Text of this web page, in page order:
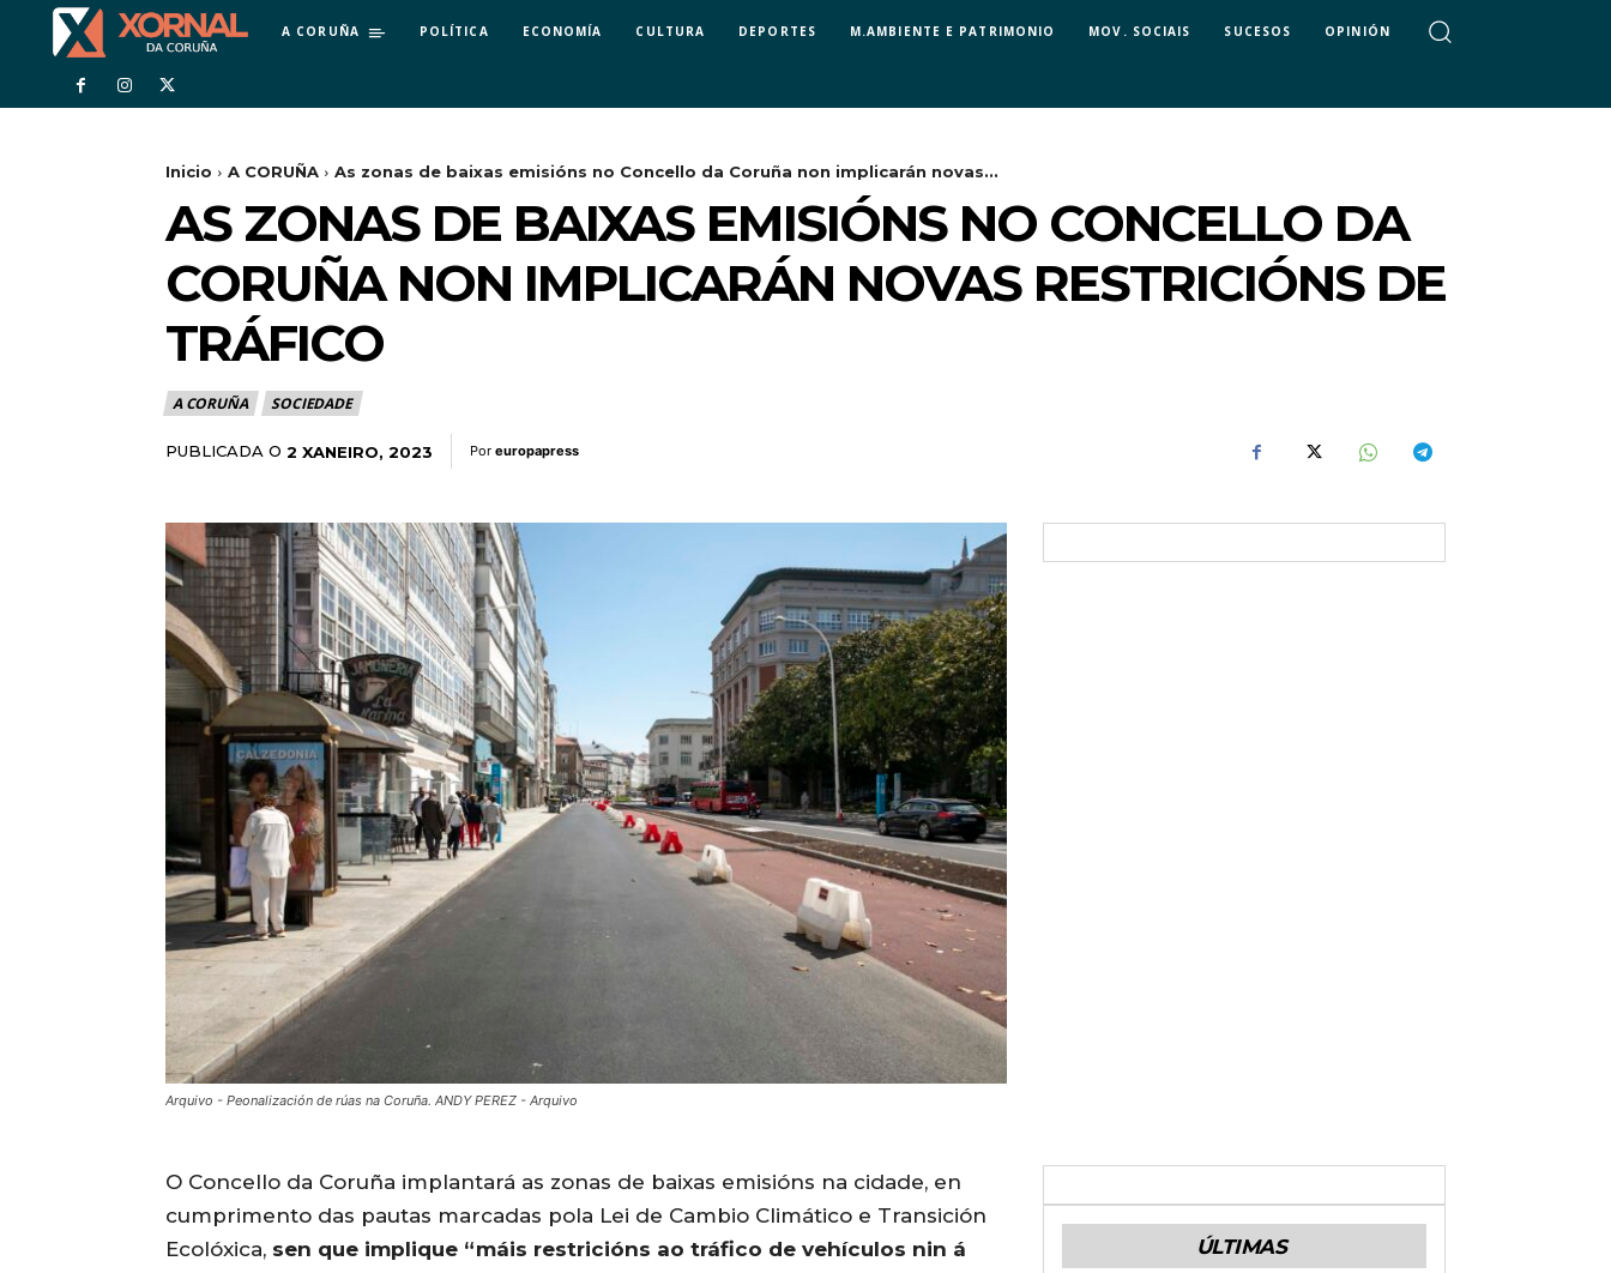
A CORUÑA POLÍTICA ECONOMÍA CULTURA DEPORTES M.AMBIENTE E PATRIMONIO MOV. SOCIAIS SUCESOS OPINIÓN
Inicio A CORUÑA As zonas de baixas emisións no Concello da Coruña non implicarán novas...
AS ZONAS DE BAIXAS EMISIÓNS NO CONCELLO DA
CORUÑA NON IMPLICARÁN NOVAS RESTRICIÓNS DE
TRÁFICO
A CORUÑA SOCIEDADE
PUBLICADA O 2 XANEIRO, 2023 Por europapress
Arquivo - Peonalización de rúas na Coruña. ANDY PEREZ - Arquivo
O Concello da Coruña implantará as zonas de baixas emisións na cidade, en
cumprimento das pautas marcadas pola Lei de Cambio Climático e Transición
Ecolóxica, sen que implique “máis restricións ao tráfico de vehículos nin á
ÚLTIMAS